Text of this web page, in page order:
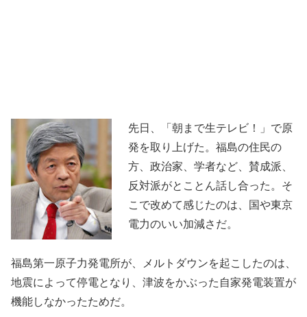
先日、「朝まで生テレビ！」で原
発を取り上げた。福島の住民の
方、政治家、学者など、賛成派、
反対派がとことん話し合った。そ
こで改めて感じたのは、国や東京
電力のいい加減さだ。
福島第一原子力発電所が、メルトダウンを起こしたのは、
地震によって停電となり、津波をかぶった自家発電装置が
機能しなかったためだ。